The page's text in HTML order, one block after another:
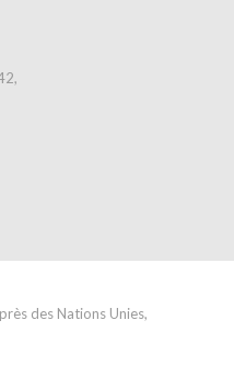
des Nations Unies,